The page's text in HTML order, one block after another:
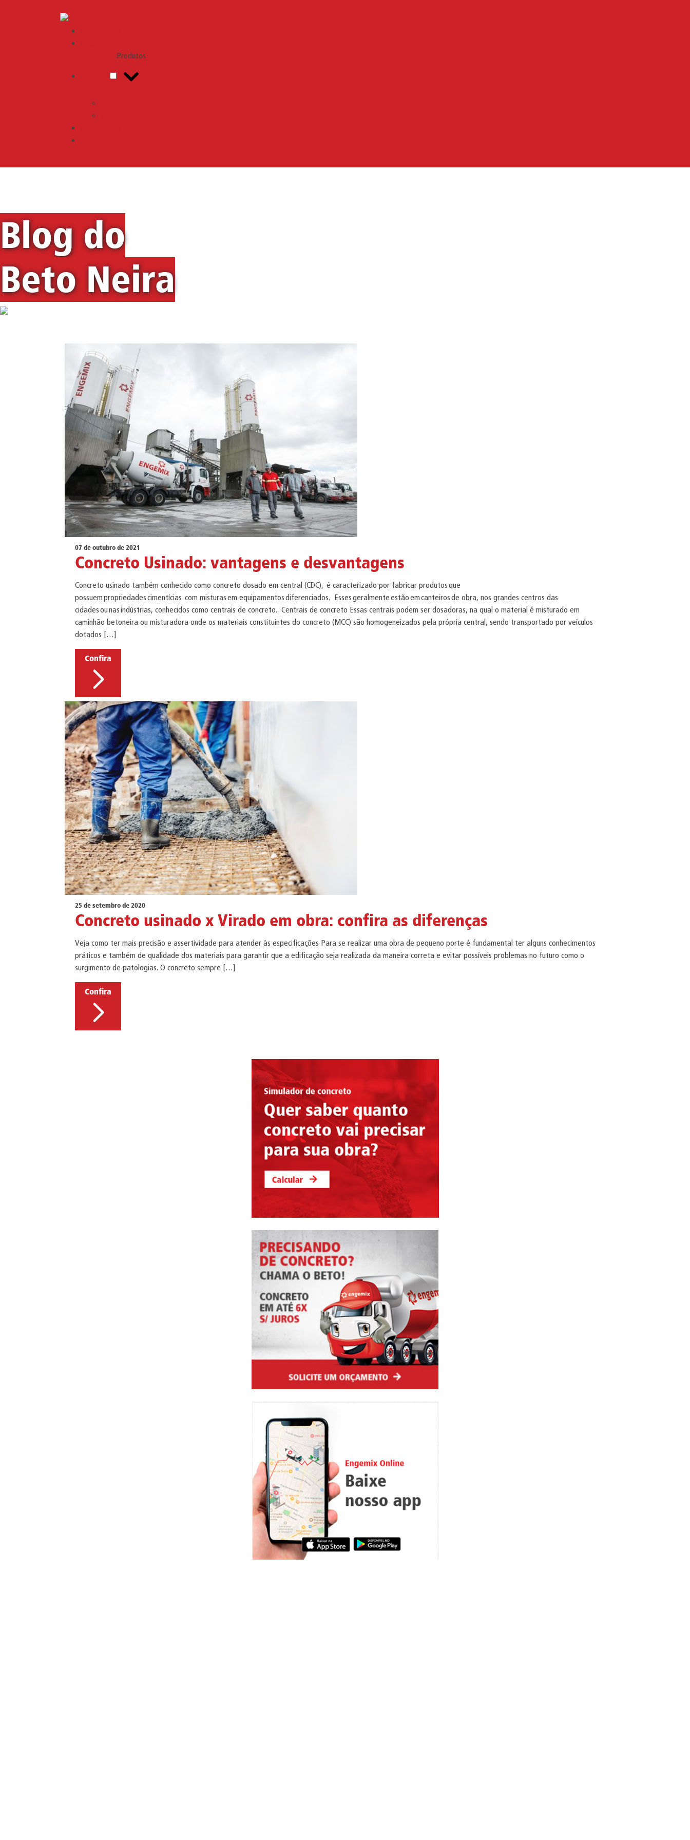
Engemix
Produtos
Blog do
Beto Neira
07 de outubro de 2021
Concreto Usinado: vantagens e desvantagens
Concreto usinado também conhecido como concreto dosado em central (CDC), é caracterizado por fabricar produtos que
possuem propriedades cimentícias com misturas em equipamentos diferenciados. Esses geralmente estão em canteiros de obra, nos grandes centros das
cidades ou nas indústrias, conhecidos como centrais de concreto. Centrais de concreto Essas centrais podem ser dosadoras, na qual o material é misturado em
caminhão betoneira ou misturadora onde os materiais constituintes do concreto (MCC) são homogeneizados pela própria central, sendo transportado por veículos
dotados […]
Confira
25 de setembro de 2020
Concreto usinado x Virado em obra: confira as diferenças
Veja como ter mais precisão e assertividade para atender às especificações Para se realizar uma obra de pequeno porte é fundamental ter alguns conhecimentos
práticos e também de qualidade dos materiais para garantir que a edificação seja realizada da maneira correta e evitar possíveis problemas no futuro como o
surgimento de patologias. O concreto sempre […]
Confira